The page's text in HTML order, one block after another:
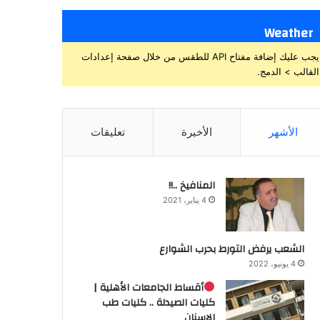
Weather
يجب عليك إضافة مفتاح API للطقس من خلال صفحة إعدادات
القالب > الدمج.
الأشهر الأخيرة تعليقات
المنافيخ ..!!
4 يناير، 2021
الشعب يرفض التورط بحرب الشوارع
4 يونيو، 2022
أقساط الجامعات الأهلية |
كليات الصيدلة .. كليات طب